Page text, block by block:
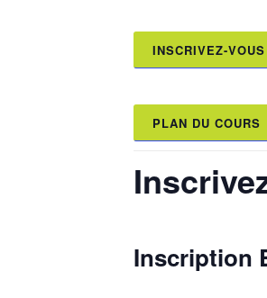
INSCRIVEZ-VOUS
PLAN DU COURS
Inscription